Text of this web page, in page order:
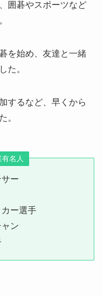
囲碁やスポーツなど
を始め、友達と一緒
た。
するなど、早くから
。
名人
ー
ー選手
ン